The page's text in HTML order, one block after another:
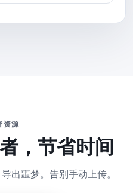
资源
，节省时间
出噩梦。告别手动上传。